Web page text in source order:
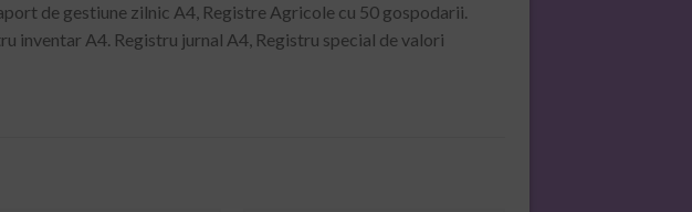
de gestiune zilnic A4, Registre Agricole cu 50 gospodarii.
inventar A4. Registru jurnal A4, Registru special de valori